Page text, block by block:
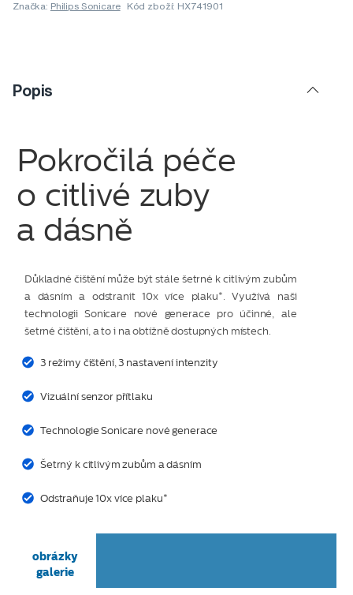
Značka: Philips Sonicare Kód zboží: HX741901
Popis
Pokročilá péče
o citlivé zuby
a dásně
Důkladné čištění může být stále šetrné k citlivým zubům
a dásním a odstranit 10x více plaku*. Využívá naši
technologii Sonicare nové generace pro účinné, ale
šetrné čištění, a to i na obtížně dostupných místech.
3 režimy čištění, 3 nastavení intenzity
Vizuální senzor přítlaku
Technologie Sonicare nové generace
Šetrný k citlivým zubům a dásním
Odstraňuje 10x více plaku*
obrázky
galerie